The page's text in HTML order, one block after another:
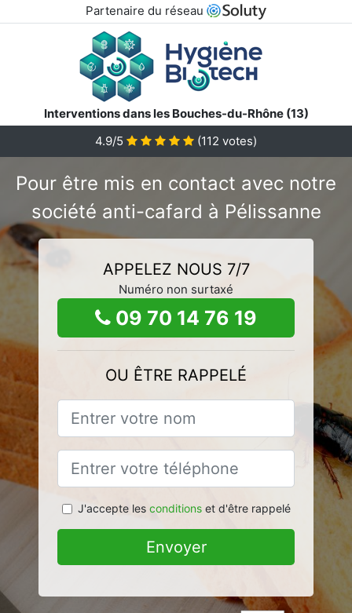
Partenaire du réseau
Interventions dans les Bouches-du-Rhône (13)
4.9/5
(112 votes)
Pour être mis en contact avec notre
société anti-cafard à Pélissanne
APPELEZ NOUS 7/7
Numéro non surtaxé
09 70 14 76 19
OU ÊTRE RAPPELÉ
J'accepte les conditionset d'être rappelé
Envoyer